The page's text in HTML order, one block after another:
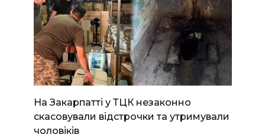
На Закарпатті у ТЦК незаконно
скасовували відстрочки та утримували
чоловіків